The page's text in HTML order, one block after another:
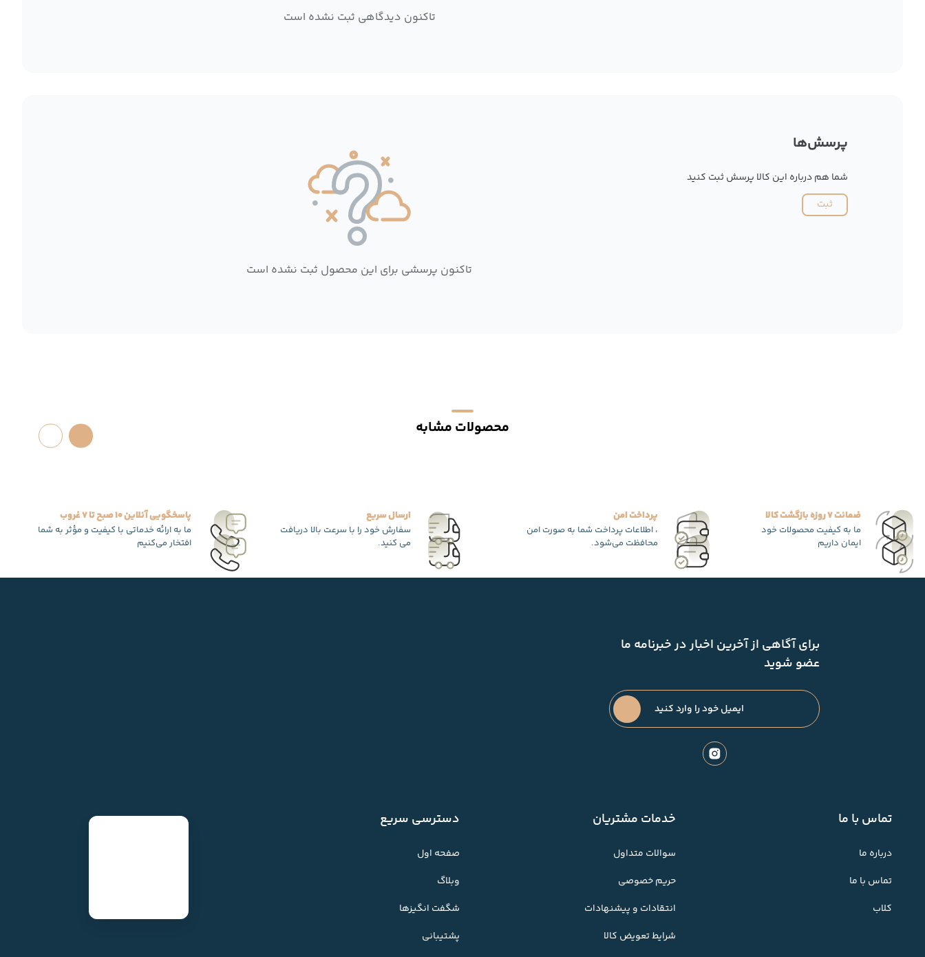
تاکنون دیدگاهی ثبت نشده است
پرسش‌ها
شما هم درباره این کالا پرسش ثبت کنید
ثبت
تاکنون پرسشی برای این محصول ثبت نشده است
محصولات مشابه
ضمانت 7 روزه بازگشت کالا
ما به کیفیت محصولات خود
ایمان داریم
پرداخت امن
، اطلاعات پرداخت شما به صورت امن
محافظت می‌شود.
ارسال سریع
سفارش خود را با سرعت بالا دریافت
می کنید.
پاسخگویی آنلاین 10 صبح تا 7 غروب
ما به ارائه خدماتی با کیفیت و مؤثر به شما
افتخار می‌کنیم
برای آگاهی از آخرین اخبار در خبرنامه ما
عضو شوید
تماس با ما
درباره ما
تماس با ما
کلاب
خدمات مشتریان
سوالات متداول
حریم خصوصی
انتقادات و پیشنهادات
شرایط تعویض کالا
دسترسی سریع
صفحه اول
وبلاگ
شگفت انگیزها
پشتیبانی